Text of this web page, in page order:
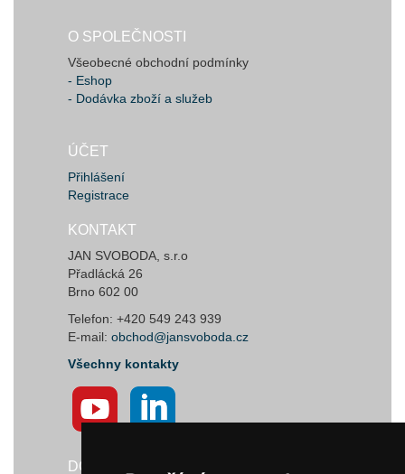
O SPOLEČNOSTI
Všeobecné obchodní podmínky
- Eshop
- Dodávka zboží a služeb
ÚČET
Přihlášení
Registrace
KONTAKT
JAN SVOBODA, s.r.o
Přadlácká 26
Brno 602 00
Telefon: +420 549 243 939
E-mail: obchod@jansvoboda.cz
Všechny kontakty
DODAVATELÉ